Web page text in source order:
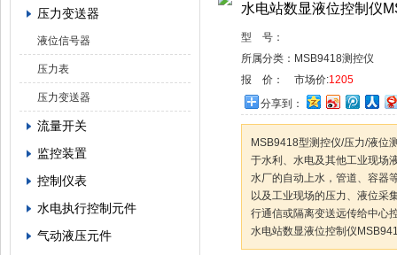
压力变送器
液位信号器
压力表
压力变送器
流量开关
监控装置
控制仪表
水电执行控制元件
气动液压元件
水电站数显液位控制仪
型 号：
所属分类： MSB9418测控仪
报 价：
市场价:1205
分享到：
MSB9418型测控仪/压力/液位
于水利、水电及其他工业现场
水厂的自动上水，管道、容器
以及工业现场的压力、液位采
行通信或隔离变送远传给中心
水电站数显液位控制仪